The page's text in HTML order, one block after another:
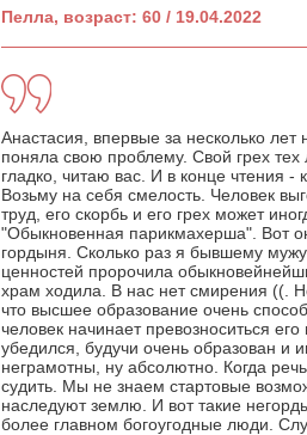
Пелла, возраст: 60 / 19.04.2022
Анастасия, впервые за несколько
поняла свою проблему. Свой грех
гладко, читаю вас. И в конце чтения -
Возьму на себя смелость. Человек
труд, его скорбь и его грех может
"Обыкновенная парикмахерша". Вот
гордыня. Сколько раз я бывшему
ценностей пророчила
храм ходила. В нас нет смирения ((.
что высшее образование очень
человек начинает превозноситься
убедился, будучи очень образован и
неграмотны, ну абсолютно. Когда
судить. Мы не знаем стартовые
наследуют землю. И вот такие
более главном богоугодные люди.